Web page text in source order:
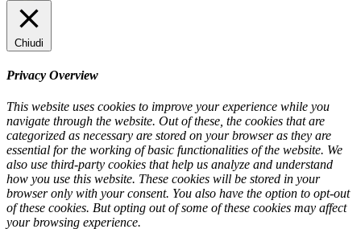
Chiudi
Privacy Overview
This website uses cookies to improve your experience while you
navigate through the website. Out of these, the cookies that are
categorized as necessary are stored on your browser as they are
essential for the working of basic functionalities of the website. We
also use third-party cookies that help us analyze and understand
how you use this website. These cookies will be stored in your
browser only with your consent. You also have the option to opt-out
of these cookies. But opting out of some of these cookies may affect
your browsing experience.